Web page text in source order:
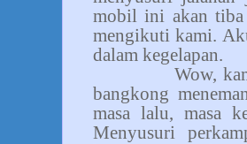
mobil ini akan
mengikuti kami.
dalam kegelapan.
Wow,
bangkong
masa lalu, masa
Menyusuri